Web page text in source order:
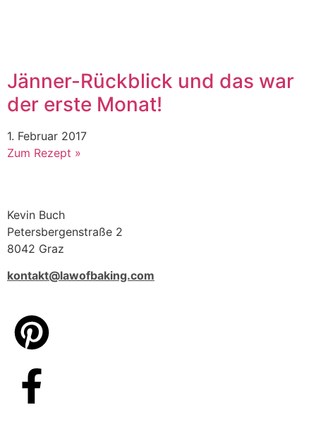
Jänner-Rückblick und das war
der erste Monat!
1. Februar 2017
Zum Rezept »
Kevin Buch
Petersbergenstraße 2
8042 Graz
kontakt@lawofbaking.com